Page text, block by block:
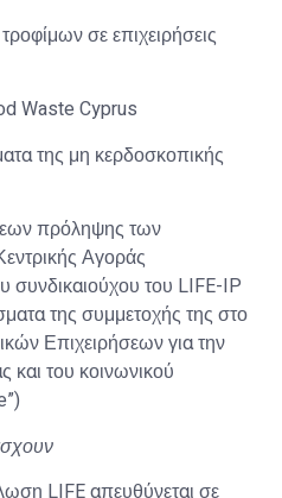
σε επιχειρήσεις
Waste Cyprus
της μη κερδοσκοπικής
πρόληψης των
Αγοράς
του LIFE-IP
της συμμετοχής της στο
Επιχειρήσεων για την
και του κοινωνικού
LIFE απευθύνεται σε